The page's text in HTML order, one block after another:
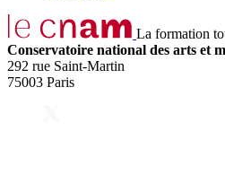
La formation
Conservatoire national des arts et
292 rue Saint-Martin
75003 Paris